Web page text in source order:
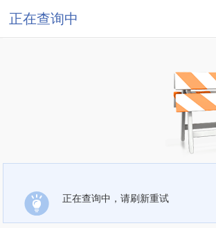
正在查询中
正在查询中，请刷新重试